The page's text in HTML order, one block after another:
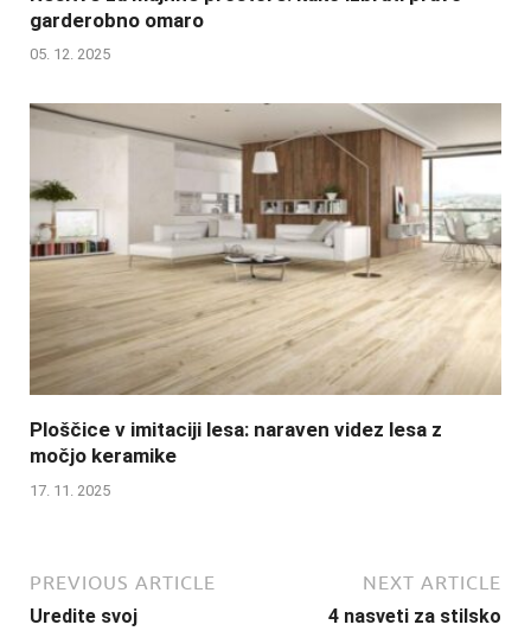
garderobno omaro
05. 12. 2025
Ploščice v imitaciji lesa: naraven videz lesa z
močjo keramike
17. 11. 2025
PREVIOUS ARTICLE
Uredite svoj
NEXT ARTICLE
4 nasveti za stilsko